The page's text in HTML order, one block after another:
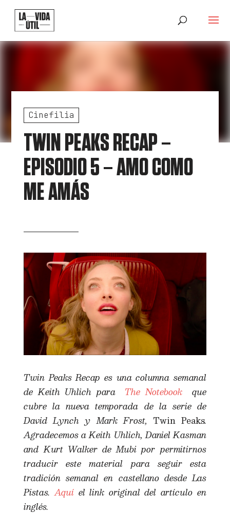
Cinefilia
TWIN PEAKS RECAP –
EPISODIO 5 – AMO COMO
ME AMÁS
Twin Peaks Recap es una columna semanal
de Keith Uhlich para The Notebookque
cubre la nueva temporada de la serie de
David Lynch y Mark Frost, Twin Peaks.
Agradecemos a Keith Uhlich, Daniel Kasman
and Kurt Walker de Mubi por permitirnos
traducir este material para seguir esta
tradición semanal en castellano desde Las
Pistas.Aquí el link original del artículo en
inglés.